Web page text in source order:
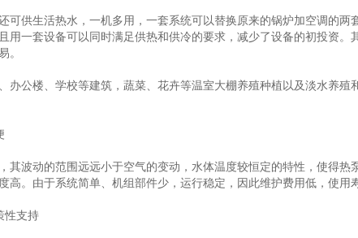
供生活热水，一机多用，一套系统可以替换原来的锅炉加空调的两
用一套设备可以同时满足供热和供冷的要求，减少了设备的初投资
。
公楼、学校等建筑，蔬菜、花卉等温室大棚养殖种植以及淡水养殖
波动的范围远远小于空气的变动，水体温度较恒定的特性，使得热
高。由于系统简单、机组部件少，运行稳定，因此维护费用低，使用
性支持